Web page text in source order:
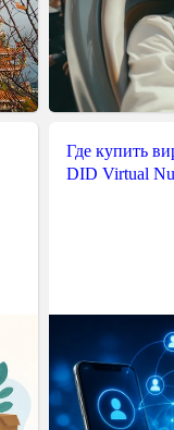
Где купить
DID Virtual